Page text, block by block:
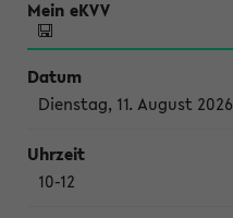
Dienstag, 11. August 2026
10-12